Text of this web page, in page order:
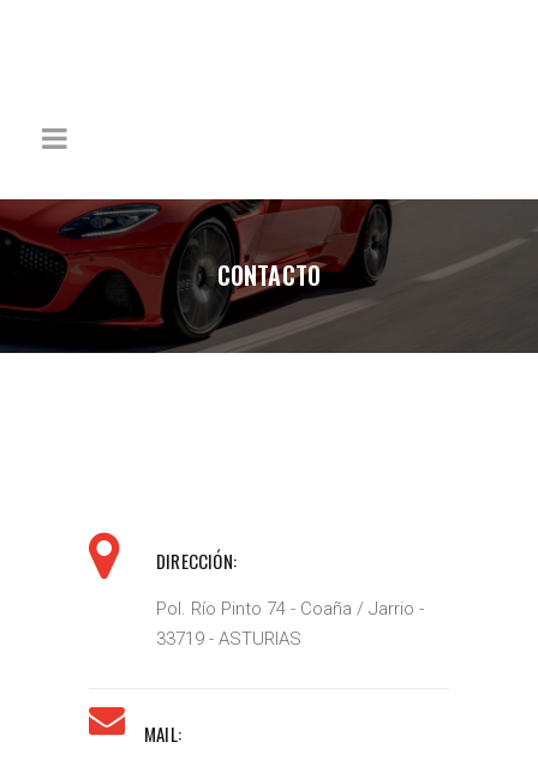
CONTACTO
DIRECCIÓN:
Pol. Río Pinto 74 - Coaña / Jarrio -
33719 - ASTURIAS
MAIL: